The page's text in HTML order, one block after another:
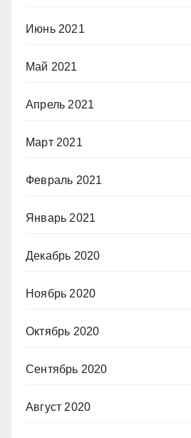
Июнь 2021
Май 2021
Апрель 2021
Март 2021
Февраль 2021
Январь 2021
Декабрь 2020
Ноябрь 2020
Октябрь 2020
Сентябрь 2020
Август 2020